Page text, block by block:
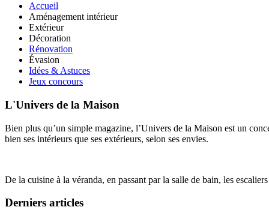
Accueil
Aménagement intérieur
Extérieur
Décoration
Rénovation
Évasion
Idées & Astuces
Jeux concours
L'Univers de la Maison
Bien plus qu’un simple magazine, l’Univers de la Maison est un
bien ses intérieurs que ses extérieurs, selon ses envies.
De la cuisine à la véranda, en passant par la salle de bain, les
Derniers articles